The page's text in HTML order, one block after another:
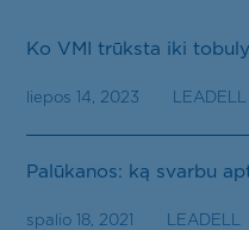
Ko VMI trūksta iki
liepos 14, 2023 LEADELL
Palūkanos: ką svarbu
spalio 18, 2021 LEADELL